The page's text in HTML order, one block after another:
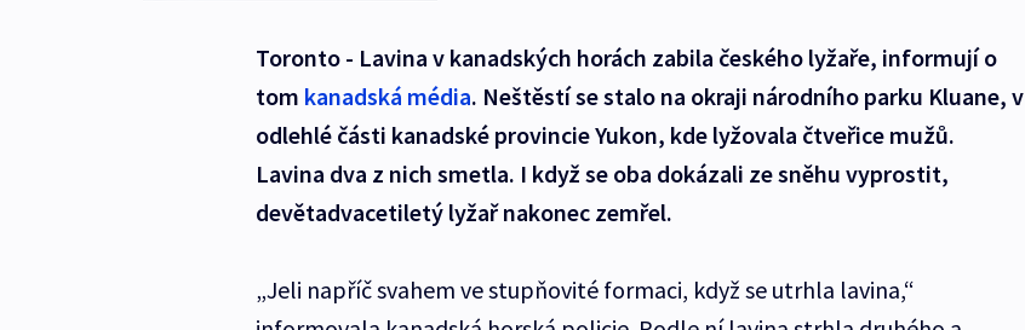
Toronto - Lavina v kanadských horách zabila českého lyžaře, informují o
tom kanadská média. Neštěstí se stalo na okraji národního parku Kluane, v
odlehlé části kanadské provincie Yukon, kde lyžovala čtveřice mužů.
Lavina dva z nich smetla. I když se oba dokázali ze sněhu vyprostit,
devětadvacetiletý lyžař nakonec zemřel.
„Jeli napříč svahem ve stupňovité formaci, když se utrhla lavina,“